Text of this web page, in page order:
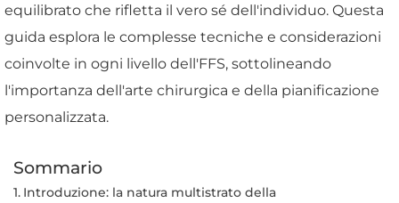
equilibrato che rifletta il vero sé dell'individuo. Questa
guida esplora le complesse tecniche e considerazioni
coinvolte in ogni livello dell'FFS, sottolineando
l'importanza dell'arte chirurgica e della pianificazione
personalizzata.
Sommario
Introduzione: la natura multistrato della